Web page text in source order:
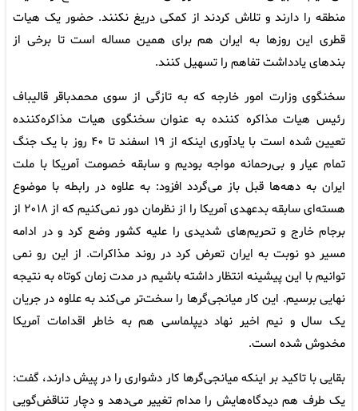
منطقه را دارند و تلاش کردند از کمکی دریغ نکنند. حضور یک هیات
قطری این روزها به ایران هم برای همین مساله است تا برخی از
بندهای یادداشت تفاهم را تسهیل کنند.
سخنگوی وزارت امور خارجه که به تازگی از سوی محمدباقر قالیباف
رئیس هیات مذاکره کننده به عنوان سخنگوی هیات مذاکره‌کننده
تعیین شده است با یادآوری اینکه از ۱۹ اسفند تا ۴۰ روز با یک جنگ
تمام عیار و بی‌رحمانه مواجه بودیم و سابقه خصومت آمریکا با ملت
ایران به دهه‌ها قبل باز می‌گردد افزود: به علاوه در رابطه با موضوع
هسته‌ای سابقه بدعهدی آمریکا را از نظرمان دور نمی‌کنیم که از ۲۰۱۸ از
برجام خارج و تحریم‌های شدیدی را علیه کشور وضع کرد و در ادامه
مسیر دو نوبت به ایران تعرض کرد در روند مذاکرات. از این رو نمی
توانیم با این پیشینه انتظار داشته باشیم در مدت زمان کوتاه به نتیجه
نهایی برسیم. این کار میانجی‌گرها را سخت‌تر می‌کند به علاوه در جریان
یک سال و نیم اخیر نهاد دیپلماسی هم به خاطر اقدامات آمریکا
مخدوش شده است.
بقایی با تاکید بر اینکه میانجی‌گرها کار دشواری را در پیش دارند، گفت:
یک طرف هم دیدگاه‌هایش را مدام تغییر می‌دهد و دچار تناقض‌گویی